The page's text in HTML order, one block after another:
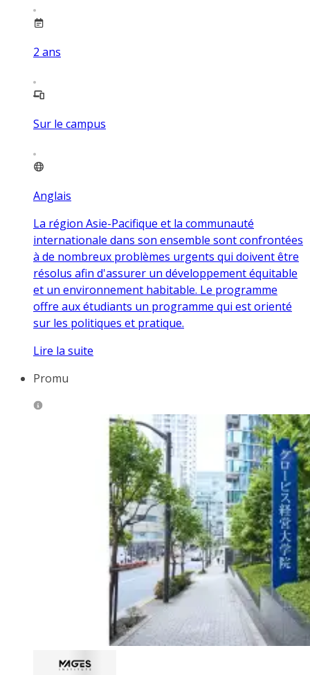
2 ans
Sur le campus
Anglais
La région Asie-Pacifique et la communauté
internationale dans son ensemble sont confrontées
à de nombreux problèmes urgents qui doivent être
résolus afin d'assurer un développement équitable
et un environnement habitable. Le programme
offre aux étudiants un programme qui est orienté
sur les politiques et pratique.
Lire la suite
Promu